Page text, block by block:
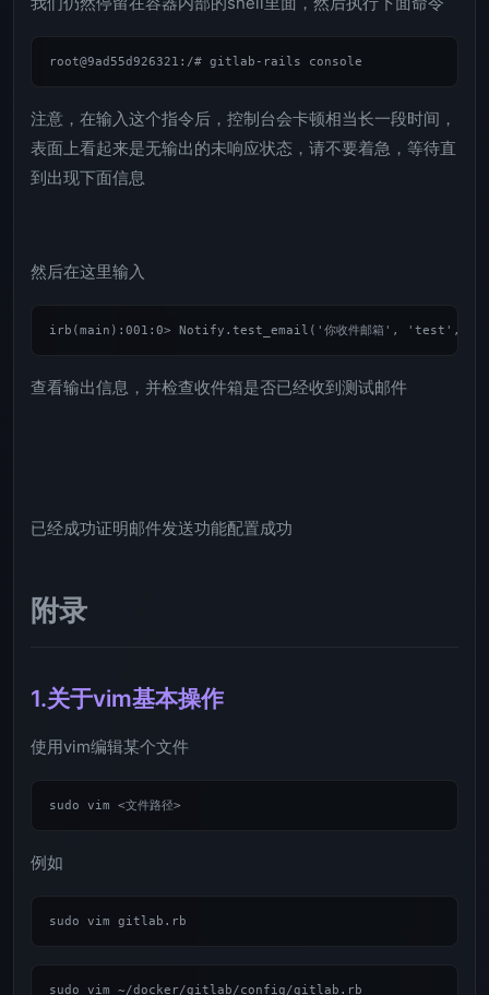
注意，在输入这个指令后，控制台会卡顿相当长一段时间，
表面上看起来是无输出的未响应状态，请不要着急，等待直
到出现下面信息
然后在这里输入
查看输出信息，并检查收件箱是否已经收到测试邮件
已经成功证明邮件发送功能配置成功
附录
1.关于vim基本操作
使用vim编辑某个文件
例如